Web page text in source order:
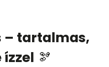
– tartalmas,
🫘